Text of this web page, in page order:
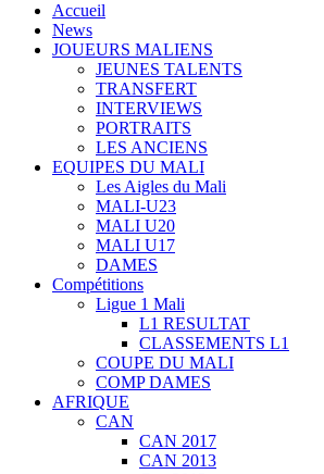
Accueil
News
JOUEURS MALIENS
JEUNES TALENTS
TRANSFERT
INTERVIEWS
PORTRAITS
LES ANCIENS
EQUIPES DU MALI
Les Aigles du Mali
MALI-U23
MALI U20
MALI U17
DAMES
Compétitions
Ligue 1 Mali
L1 RESULTAT
CLASSEMENTS L1
COUPE DU MALI
COMP DAMES
AFRIQUE
CAN
CAN 2017
CAN 2013